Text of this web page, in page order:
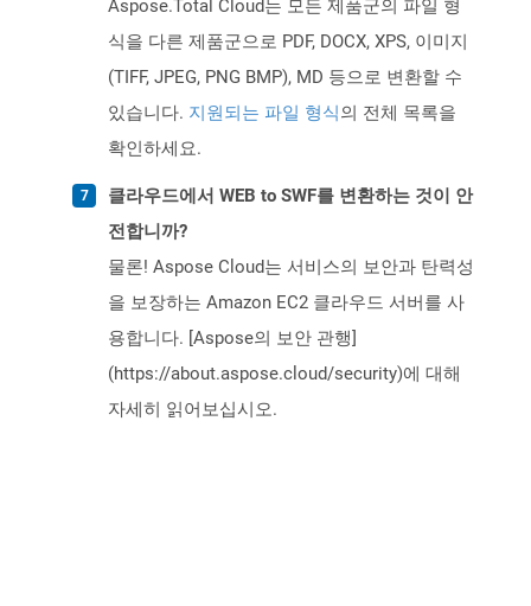
Aspose.Total Cloud는 모든 제품군의 파일 형
식을 다른 제품군으로 PDF, DOCX, XPS, 이미지
(TIFF, JPEG, PNG BMP), MD 등으로 변환할 수
있습니다. 지원되는 파일 형식의 전체 목록을
확인하세요.
클라우드에서 WEB to SWF를 변환하는 것이 안
전합니까?
물론! Aspose Cloud는 서비스의 보안과 탄력성
을 보장하는 Amazon EC2 클라우드 서버를 사
용합니다. [Aspose의 보안 관행]
(https://about.aspose.cloud/security)에 대해
자세히 읽어보십시오.